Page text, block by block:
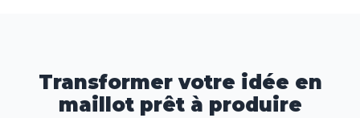
Transformer votre idée en
maillot prêt à produire